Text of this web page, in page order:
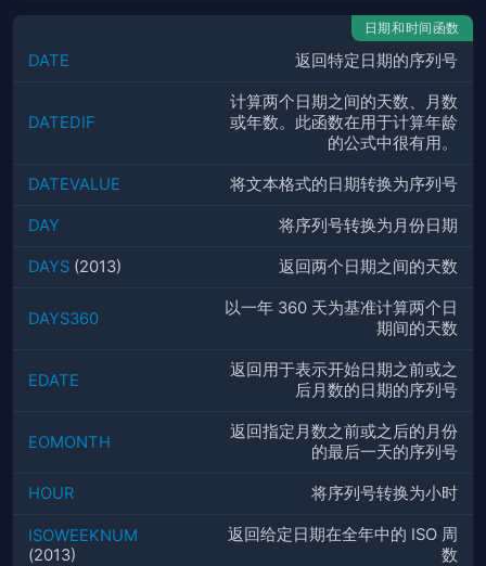
日期和时间函数
DATE 返回特定日期的序列号
DATEDIF
计算两个日期之间的天数、月数
或年数。此函数在用于计算年龄
的公式中很有用。
DATEVALUE 将文本格式的日期转换为序列号
DAY 将序列号转换为月份日期
DAYS (2013) 返回两个日期之间的天数
DAYS360
以一年 360 天为基准计算两个日
期间的天数
EDATE
返回用于表示开始日期之前或之
后月数的日期的序列号
EOMONTH
返回指定月数之前或之后的月份
的最后一天的序列号
HOUR 将序列号转换为小时
ISOWEEKNUM
(2013)
返回给定日期在全年中的 ISO 周
数